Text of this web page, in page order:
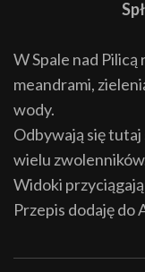
W Spale nad
meandrami,
wody.
Odbywają się tutaj
wielu
Widoki
Przepis dodaję do